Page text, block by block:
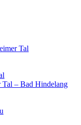
Tal
– Bad Hindelang